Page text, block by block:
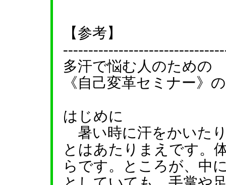
【参考】
多汗で悩む人のための
《自己変革セミナー》
はじめに
暑い時に汗をかいた
とはあたりまえです。
らです。ところが、中